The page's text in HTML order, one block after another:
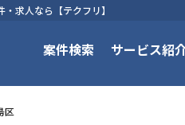
求人なら【テクフリ】
案件検索 サービス紹
区